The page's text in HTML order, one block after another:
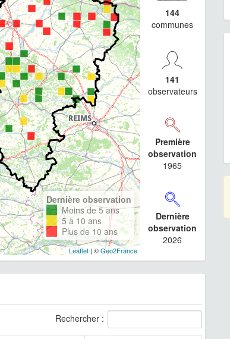
Dernière observation
Moins de 5 ans
5 à 10 ans
Plus de 10 ans
Leaflet| ©Geo2France
144
communes
141
observateurs
Première
observation
1965
Dernière
observation
2026
Rechercher :